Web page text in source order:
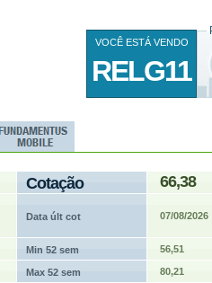
VOCÊ ESTÁ VENDO
RELG11
Cotação 66,38
Data últ cot 07/08/2026
Min 52 sem 56,51
Max 52 sem 80,21